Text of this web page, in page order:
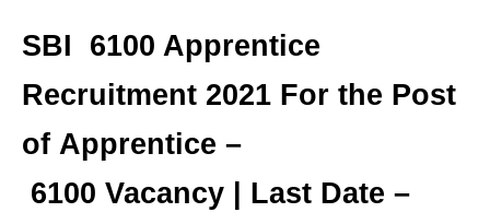
SBI 6100 Apprentice
Recruitment 2021 For the Post
of Apprentice –
6100 Vacancy | Last Date –